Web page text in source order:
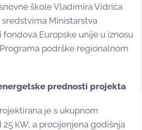
škole Vladimira Vidrića
Ministarstva
Europske unije u iznosu
podrške regionalnom
prednosti projekta
je s ukupnom
kW, a procijenjena godišnja